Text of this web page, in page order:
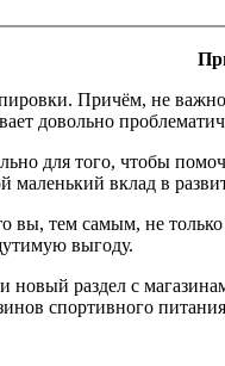
Причём, не
довольно
для того, чтобы
маленький вклад в
вы, тем самым, не
выгоду.
новый раздел с
спортивного